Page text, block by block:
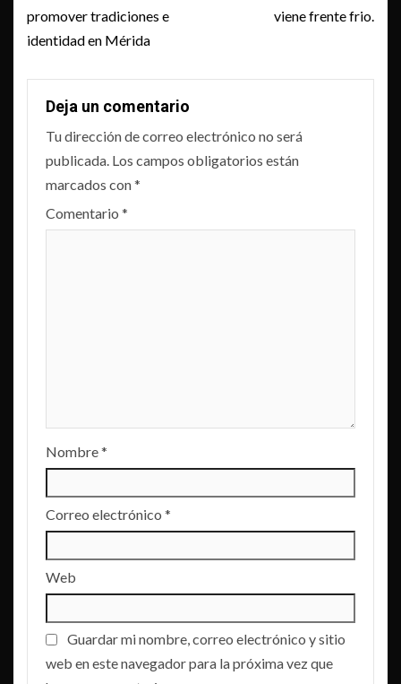
promover tradiciones e
identidad en Mérida
viene frente frio.
Deja un comentario
Tu dirección de correo electrónico no será
publicada. Los campos obligatorios están
marcados con*
Comentario *
Nombre*
Correo electrónico *
Web
Guardar mi nombre, correo electrónico y sitio
web en este navegador para la próxima vez que